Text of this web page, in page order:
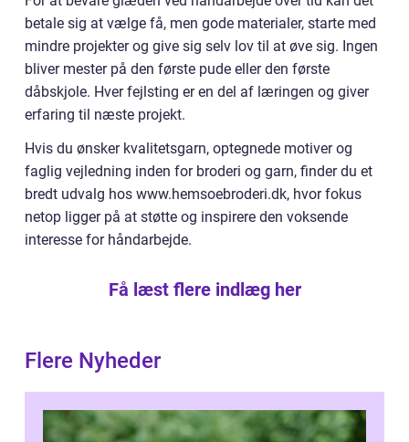
betale sig at vælge få, men gode materialer, starte med
mindre projekter og give sig selv lov til at øve sig. Ingen
bliver mester på den første pude eller den første
dåbskjole. Hver fejlsting er en del af læringen og giver
erfaring til næste projekt.
Hvis du ønsker kvalitetsgarn, optegnede motiver og
faglig vejledning inden for broderi og garn, finder du et
bredt udvalg hos www.hemsoebroderi.dk, hvor fokus
netop ligger på at støtte og inspirere den voksende
interesse for håndarbejde.
Få læst flere indlæg her
Flere Nyheder